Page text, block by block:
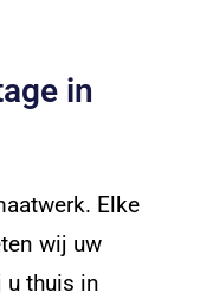
in
Elke
wij uw
u thuis in